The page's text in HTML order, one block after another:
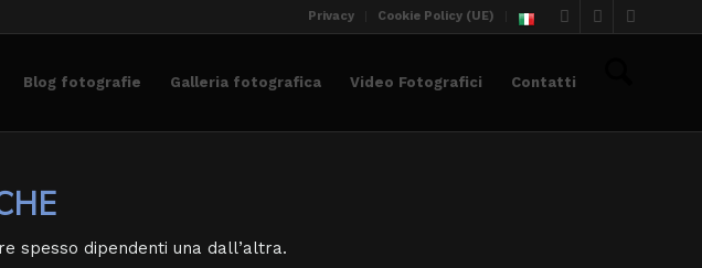
Privacy Cookie Policy (UE)
Blog fotografie Galleria fotografica Video Fotografici Contatti
spesso dipendenti una dall’altra.